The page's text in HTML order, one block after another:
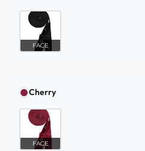
FACE
Cherry
FACE